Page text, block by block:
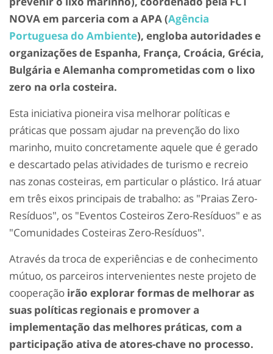
NOVA em parceria com a APA (Agência
Portuguesa do Ambiente), engloba autoridades e
organizações de Espanha, França, Croácia, Grécia,
Bulgária e Alemanha comprometidas com o lixo
zero na orla costeira.
Esta iniciativa pioneira visa melhorar políticas e
práticas que possam ajudar na prevenção do lixo
marinho, muito concretamente aquele que é gerado
e descartado pelas atividades de turismo e recreio
nas zonas costeiras, em particular o plástico. Irá atuar
em três eixos principais de trabalho: as "Praias Zero-
Resíduos", os "Eventos Costeiros Zero-Resíduos" e as
"Comunidades Costeiras Zero-Resíduos".
Através da troca de experiências e de conhecimento
mútuo, os parceiros intervenientes neste projeto de
cooperação irão explorar formas de melhorar as
suas políticas regionais e promover a
implementação das melhores práticas, com a
participação ativa de atores-chave no processo.